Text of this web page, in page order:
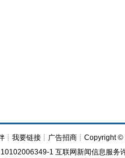
┊ 我要链接┊ 广告招商┊Copyright ©
1 互联网新闻信息服务